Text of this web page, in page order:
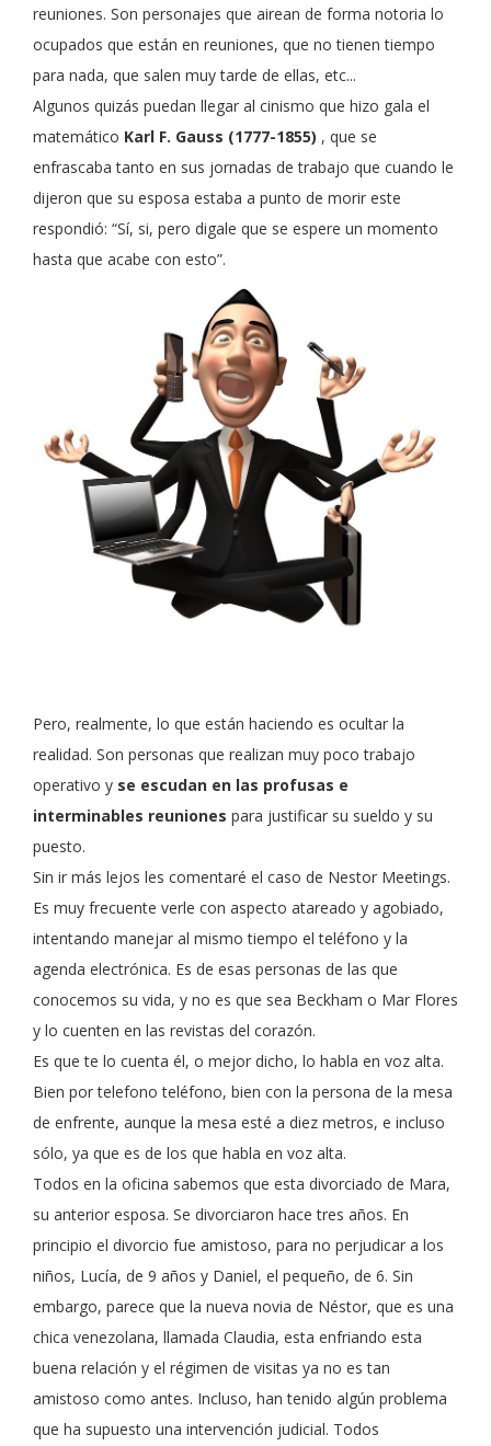
reuniones. Son personajes que airean de forma notoria lo
ocupados que están en reuniones, que no tienen tiempo
para nada, que salen muy tarde de ellas, etc...
Algunos quizás puedan llegar al cinismo que hizo gala el
matemático Karl F. Gauss (1777-1855) , que se
enfrascaba tanto en sus jornadas de trabajo que cuando le
dijeron que su esposa estaba a punto de morir este
respondió: “Sí, si, pero digale que se espere un momento
hasta que acabe con esto”.
Pero, realmente, lo que están haciendo es ocultar la
realidad. Son personas que realizan muy poco trabajo
operativo y se escudan en las profusas e
interminables reuniones para justificar su sueldo y su
puesto.
Sin ir más lejos les comentaré el caso de Nestor Meetings.
Es muy frecuente verle con aspecto atareado y agobiado,
intentando manejar al mismo tiempo el teléfono y la
agenda electrónica. Es de esas personas de las que
conocemos su vida, y no es que sea Beckham o Mar Flores
y lo cuenten en las revistas del corazón.
Es que te lo cuenta él, o mejor dicho, lo habla en voz alta.
Bien por telefono teléfono, bien con la persona de la mesa
de enfrente, aunque la mesa esté a diez metros, e incluso
sólo, ya que es de los que habla en voz alta.
Todos en la oficina sabemos que esta divorciado de Mara,
su anterior esposa. Se divorciaron hace tres años. En
principio el divorcio fue amistoso, para no perjudicar a los
niños, Lucía, de 9 años y Daniel, el pequeño, de 6. Sin
embargo, parece que la nueva novia de Néstor, que es una
chica venezolana, llamada Claudia, esta enfriando esta
buena relación y el régimen de visitas ya no es tan
amistoso como antes. Incluso, han tenido algún problema
que ha supuesto una intervención judicial. Todos